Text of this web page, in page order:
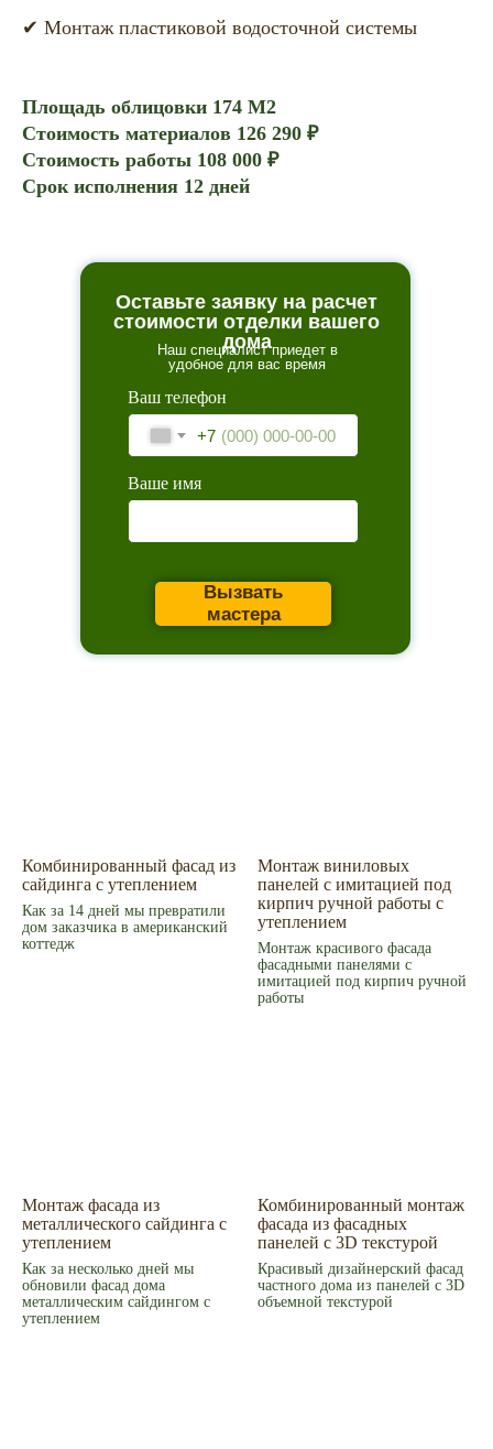
✔ Монтаж пластиковой водосточной системы
Площадь облицовки 174 М2
Стоимость материалов 126 290 ₽
Стоимость работы 108 000 ₽
Срок исполнения 12 дней
Ваш телефон
+7
Ваше имя
Вызвать
мастера
Оставьте заявку на расчет
стоимости отделки вашего
дома
Наш специалист приедет в
удобное для вас время
Комбинированный фасад из
сайдинга с утеплением
Как за 14 дней мы превратили
дом заказчика в американский
коттедж
Монтаж виниловых
панелей с имитацией под
кирпич ручной работы с
утеплением
Монтаж красивого фасада
фасадными панелями с
имитацией под кирпич ручной
работы
Монтаж фасада из
металлического сайдинга с
утеплением
Как за несколько дней мы
обновили фасад дома
металлическим сайдингом с
утеплением
Комбинированный монтаж
фасада из фасадных
панелей с 3D текстурой
Красивый дизайнерский фасад
частного дома из панелей с 3D
объемной текстурой
Сервис
Монтаж
Наши работы
ИИ дизайн фасада
Контакты
Контакты
Екатеринбург, ул. Альпинистов, 77В, офис 108
Политика конфиденциальности